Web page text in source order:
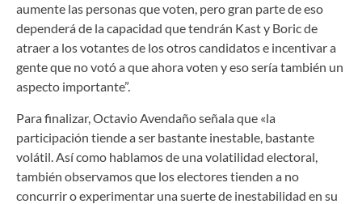
aumente las personas que voten, pero gran parte de eso
dependerá de la capacidad que tendrán Kast y Boric de
atraer a los votantes de los otros candidatos e incentivar a
gente que no votó a que ahora voten y eso sería también un
aspecto importante”.
Para finalizar, Octavio Avendaño señala que «la
participación tiende a ser bastante inestable, bastante
volátil. Así como hablamos de una volatilidad electoral,
también observamos que los electores tienden a no
concurrir o experimentar una suerte de inestabilidad en su